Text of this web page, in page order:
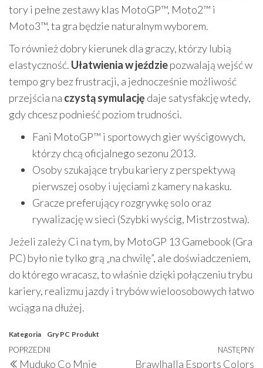
tory i pełne zestawy klas MotoGP™, Moto2™ i
Moto3™, ta gra będzie naturalnym wyborem.
To również dobry kierunek dla graczy, którzy lubią
elastyczność. Ułatwienia w jeździepozwalają wejść w
tempo gry bez frustracji, a jednocześnie możliwość
przejścia na czystą symulację daje satysfakcję wtedy,
gdy chcesz podnieść poziom trudności.
Fani MotoGP™ i sportowych gier wyścigowych,
którzy chcą oficjalnego sezonu 2013.
Osoby szukające trybu kariery z perspektywą
pierwszej osoby i ujęciami z kamery na kasku.
Gracze preferujący rozgrywkę solo oraz
rywalizację w sieci (Szybki wyścig, Mistrzostwa).
Jeżeli zależy Ci na tym, by MotoGP 13 Gamebook (Gra
PC) było nie tylko grą „na chwilę”, ale doświadczeniem,
do którego wracasz, to właśnie dzięki połączeniu trybu
kariery, realizmu jazdy i trybów wieloosobowych łatwo
wciąga na dłużej.
Kategoria Gry PC Produkt
Nawigacja
Poprzedni
POPRZEDNI
Muduko Co Mnie
NASTĘPNY
Brawlhalla Esports Colors